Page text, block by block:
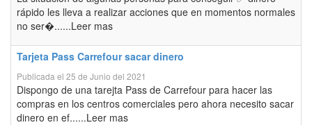
rápido les lleva a realizar acciones que en momentos normales
no ser�......Leer mas
Tarjeta Pass Carrefour sacar dinero
Publicada el 25 de Junio del 2021
Dispongo de una tarejta Pass de Carrefour para hacer las
compras en los centros comerciales pero ahora necesito sacar
dinero en ef......Leer mas